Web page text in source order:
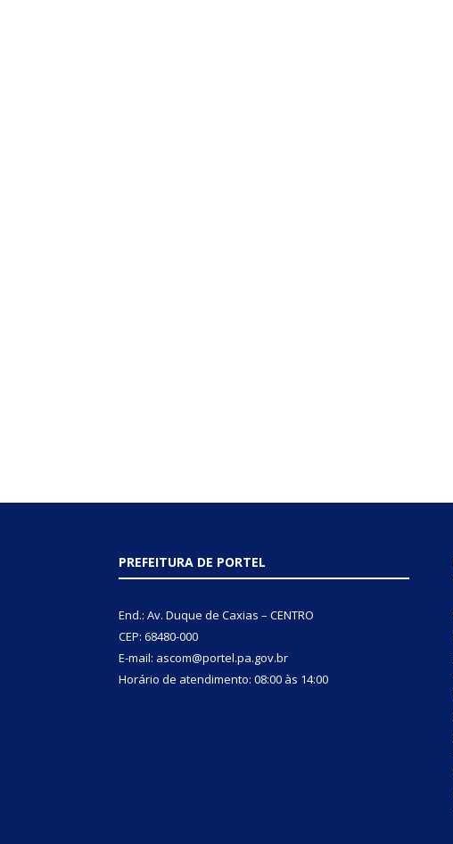
PREFEITURA DE PORTEL
End.: Av. Duque de Caxias – CENTRO
CEP: 68480-000
E-mail: ascom@portel.pa.gov.br
Horário de atendimento: 08:00 às 14:00